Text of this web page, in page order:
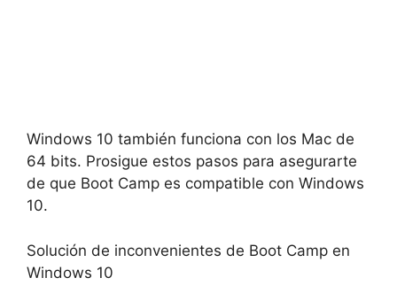
Windows 10 también funciona con los Mac de
64 bits. Prosigue estos pasos para asegurarte
de que Boot Camp es compatible con Windows
10.
Solución de inconvenientes de Boot Camp en
Windows 10